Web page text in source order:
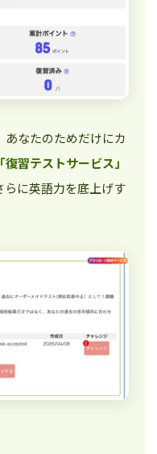
あなたのためだけにカ
「復習テストサービス」
に英語力を底上げす